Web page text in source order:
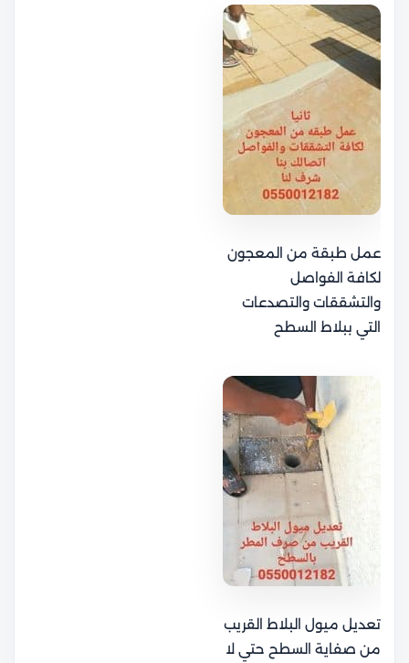
عمل طبقة من المعجون
لكافة الفواصل
والتشققات والتصدعات
التي ببلاط السطح
تعديل ميول البلاط القريب
من صفاية السطح حتي لا